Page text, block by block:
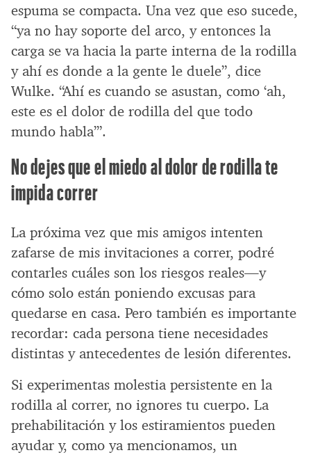
espuma se compacta. Una vez que eso sucede,
“ya no hay soporte del arco, y entonces la
carga se va hacia la parte interna de la rodilla
y ahí es donde a la gente le duele”, dice
Wulke. “Ahí es cuando se asustan, como ‘ah,
este es el dolor de rodilla del que todo
mundo habla’”.
No dejes que el miedo al dolor de rodilla te
impida correr
La próxima vez que mis amigos intenten
zafarse de mis invitaciones a correr, podré
contarles cuáles son los riesgos reales—y
cómo solo están poniendo excusas para
quedarse en casa. Pero también es importante
recordar: cada persona tiene necesidades
distintas y antecedentes de lesión diferentes.
Si experimentas molestia persistente en la
rodilla al correr, no ignores tu cuerpo. La
prehabilitación y los estiramientos pueden
ayudar y, como ya mencionamos, un